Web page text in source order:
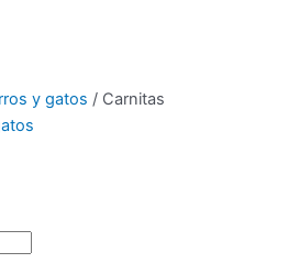
y gatos / Carnitas